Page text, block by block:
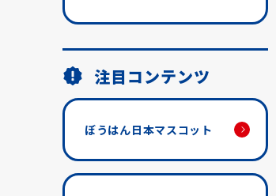
注目コンテンツ
ぼうはん日本マスコット